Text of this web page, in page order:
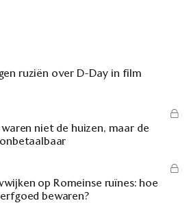
ruziën over D-Day in film
niet de huizen, maar de
op Romeinse ruïnes: hoe
bewaren?